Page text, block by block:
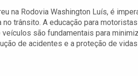
na Rodovia Washington Luís, é
trânsito. A educação para
são fundamentais para
de acidentes e a proteção de